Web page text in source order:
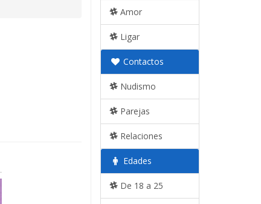
Amor
Ligar
Contactos
Nudismo
Parejas
Relaciones
Edades
De 18 a 25